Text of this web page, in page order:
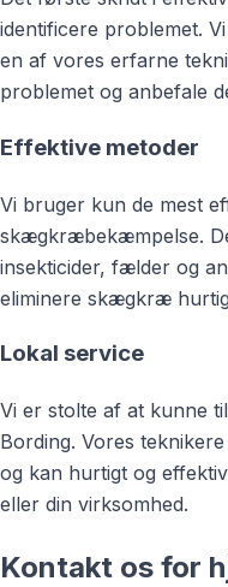
identificere problemet.
en af vores erfarne
problemet og anbefale
Effektive metoder
Vi bruger kun de mest
skægkræbekæmpelse.
insekticider, fælder og
eliminere skægkræ
Lokal service
Vi er stolte af at kunne
Bording. Vores
og kan hurtigt og
eller din virksomhed.
Kontakt os for